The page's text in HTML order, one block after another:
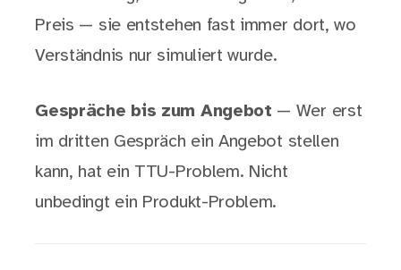
Preis — sie entstehen fast immer dort, wo
Verständnis nur simuliert wurde.
Gespräche bis zum Angebot — Wer erst
im dritten Gespräch ein Angebot stellen
kann, hat ein TTU-Problem. Nicht
unbedingt ein Produkt-Problem.